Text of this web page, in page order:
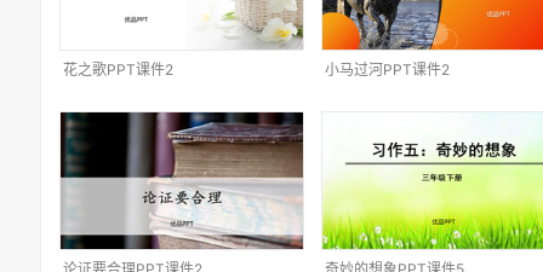
花之歌PPT课件2 小马过河PPT课件2